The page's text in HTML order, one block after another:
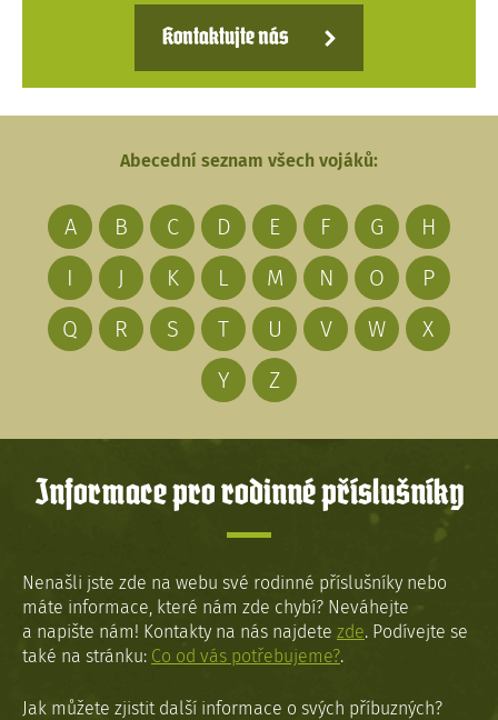
Kontaktujte nás
Abecední seznam všech vojáků:
A B C D E F G
H
I
J K L M N O
P
Q
R S T U V W
X
Y
Z
Informace pro rodinné příslušníky
Nenašli jste zde na webu své rodinné příslušníky nebo
máte informace, které nám zde chybí? Neváhejte
a napište nám! Kontakty na nás najdete zde. Podívejte se
také na stránku: Co od vás potřebujeme?.
Jak můžete zjistit další informace o svých příbuzných?